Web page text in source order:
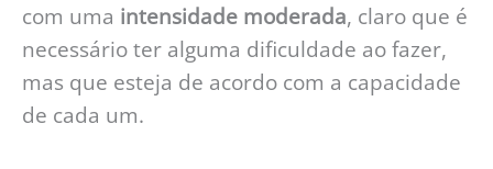
com uma intensidade moderada, claro que é
necessário ter alguma dificuldade ao fazer,
mas que esteja de acordo com a capacidade
de cada um.